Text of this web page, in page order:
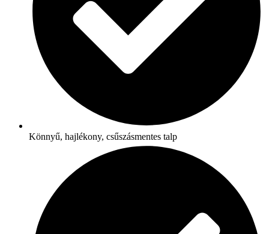
Könnyű, hajlékony, csűszásmentes talp